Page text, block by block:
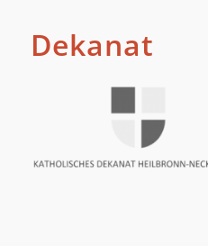
Dekanat